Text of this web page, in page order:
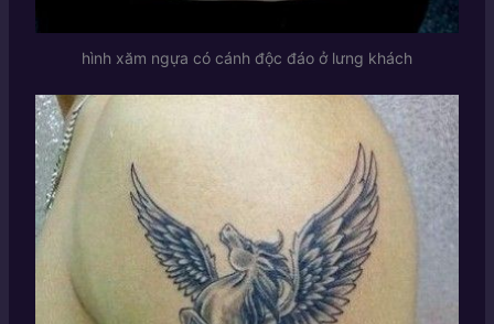
hình xăm ngựa có cánh độc đáo ở lưng khách